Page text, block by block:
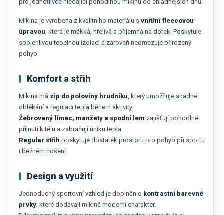
pro jednotlivce hledající pohodlnou mikinu do chladnějších dnů.
Mikina je vyrobena z kvalitního materiálu s vnitřní fleecovou
úpravou, která je měkká, hřejivá a příjemná na dotek. Poskytuje
spolehlivou tepelnou izolaci a zároveň neomezuje přirozený
pohyb.
Komfort a střih
Mikina má zip do poloviny hrudníku, který umožňuje snadné
oblékání a regulaci tepla během aktivity.
Žebrovaný límec, manžety a spodní lem zajišťují pohodlné
přilnutí k tělu a zabraňují úniku tepla.
Regular střih poskytuje dostatek prostoru pro pohyb při sportu
i běžném nošení.
Design a využití
Jednoduchý sportovní vzhled je doplněn o kontrastní barevné
prvky, které dodávají mikině moderní charakter.